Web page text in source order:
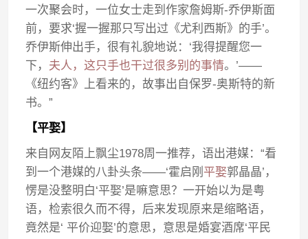
一次聚会时，一位女士走到作家詹姆斯-乔伊斯面
前，要求‘握一握那只写出过《尤利西斯》的手’。
乔伊斯伸出手，很有礼貌地说：‘我得提醒您一
下， 夫人，这只手也干过很多别的事情。’——
《纽约客》上看来的，故事出自保罗-奥斯特的新
书。”
【平娶】
来自网友陌上飘尘1978周一推荐，语出港媒：“看
到一个港媒的八卦头条——‘霍启刚 平娶郭晶晶’，
愣是没整明白‘平娶’是嘛意思？一开始以为是粤
语，检索很久而不得，后来发现原来是缩略语，
竟然是‘ 平价迎娶’的意思，意思是婚宴酒席‘平民